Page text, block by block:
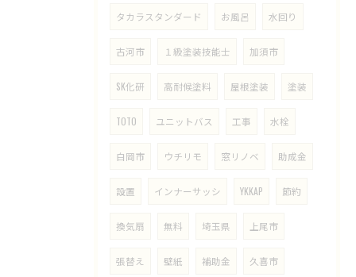
タカラスタンダード お風呂 水回り
古河市 １級塗装技能士 加須市
SK化研 高耐候塗料 屋根塗装 塗装
TOTO ユニットバス 工事 水栓
白岡市 ウチリモ 窓リノベ 助成金
設置 インナーサッシ YKKAP 節約
換気扇 無料 埼玉県 上尾市
張替え 壁紙 補助金 久喜市